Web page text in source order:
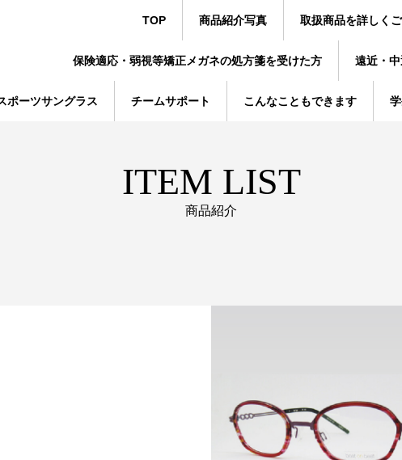
TOP 商品紹介写真 取扱商品を詳しく
保険適応・弱視等矯正メガネの処方箋を受けた方 遠近・中
ポーツサングラス チームサポート こんなこともできます
ITEM LIST
商品紹介